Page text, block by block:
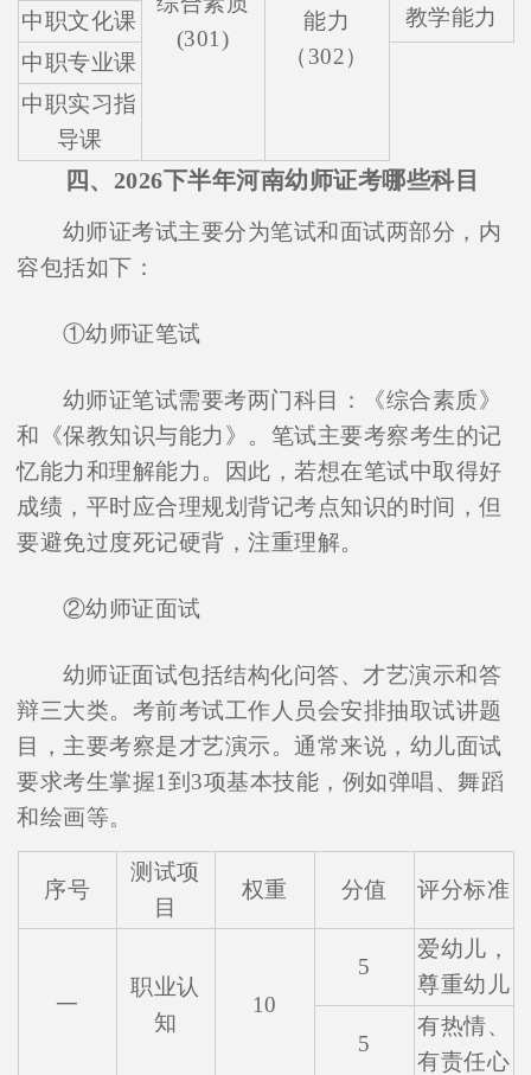
(301)
能力
（302）
教学能力
中职文化课
中职专业课
中职实习指
导课
四、2026下半年河南幼师证考哪些科目
幼师证考试主要分为笔试和面试两部分，内
容包括如下：
①幼师证笔试
幼师证笔试需要考两门科目：《综合素质》
和《保教知识与能力》。笔试主要考察考生的记
忆能力和理解能力。因此，若想在笔试中取得好
成绩，平时应合理规划背记考点知识的时间，但
要避免过度死记硬背，注重理解。
②幼师证面试
幼师证面试包括结构化问答、才艺演示和答
辩三大类。考前考试工作人员会安排抽取试讲题
目，主要考察是才艺演示。通常来说，幼儿面试
要求考生掌握1到3项基本技能，例如弹唱、舞蹈
和绘画等。
序号
测试项
目
权重 分值 评分标准
一
职业认
知
10
5
爱幼儿，
尊重幼儿
5
有热情、
有责任心